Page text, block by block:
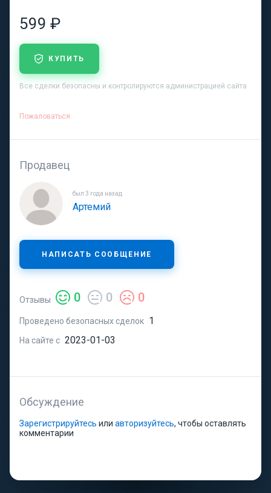
599 ₽
КУПИТЬ
Все сделки безопасны и контролируются администрацией сайта
Пожаловаться
Продавец
был 3 года назад
Артемий
НАПИСАТЬ СООБЩЕНИЕ
Отзывы 0 0 0
Проведено безопасных сделок 1
На сайте с 2023-01-03
Обсуждение
Зарегистрируйтесь или авторизуйтесь, чтобы оставлять
комментарии